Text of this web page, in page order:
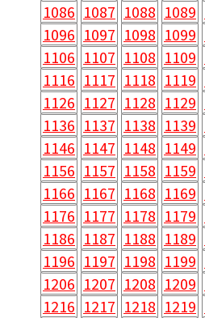
1086 1087 1088 1089
1096 1097 1098 1099
1106 1107 1108 1109
1116 1117 1118 1119
1126 1127 1128 1129
1136 1137 1138 1139
1146 1147 1148 1149
1156 1157 1158 1159
1166 1167 1168 1169
1176 1177 1178 1179
1186 1187 1188 1189
1196 1197 1198 1199
1206 1207 1208 1209
1216 1217 1218 1219